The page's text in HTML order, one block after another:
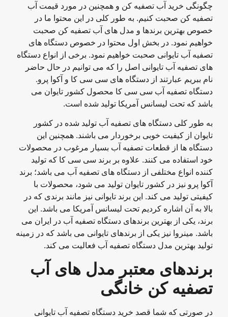
چگونگی خرید آب تصفیه کن و همچنین در مورد قیمت آب
تصفیه کن صحبت کنیم. به طور کلی در این محتوا ما در
خصوص بهترین برندها و مدل های آب تصفیه کن صحبت
خواهیم نمود. در بخش اول محتوا در خصوص دستگاه های
تصفیه آب تایوانی صحبت خواهیم نمود. برخی از انواع دستگاه
های تصفیه آب تایوانی اصل را که می توانیم در حال حاضر
نام ببریم عبارتند از دستگاه های سی سی کا و آکوا پرو.
دستگاه تصفیه آب سی سی کا محصول کشور تایوان می
باشد که تحت لیسانس آمریکا تولید شده است.
به طور کلی دستگاه های تصفیه آب تولید شده در کشور
تایوان از کیفیت خوبی برخوردار می باشند. همچنین این
دستگاه ها از قطعات تصفیه آب بسیار مرغوب در محصولات
خود استفاده می کنند. علاوه بر برند سی سی کا که تولید
کننده انواع مختلفی از دستگاه های تصفیه آب می باشد؛ برند
آکوا پرو نیز در کشور تایوان تولید می شود، محصولات با
کیفیتی تولید می کند. این برند تایوانی نیز مانند برندی که در
بالا به آن اشاره کردیم تحت لیسانس آمریکا می باشد. این
برند، یکی از بهترین برندهای دستگاه تصفیه آب در ایران می
باشد. مینروا نیز یکی از برندهای تایوانی می باشد که در زمینه
تولید بهترین مدل دستگاه تصفیه آب فعالیت می کند.
برندهای معتبر مدل های آب
تصفیه کن خانگی
در صورتی که شما قصد خرید دستگاه تصفیه آب تایوانی